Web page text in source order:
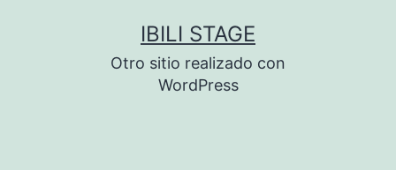
IBILI STAGE
Otro sitio realizado con
WordPress